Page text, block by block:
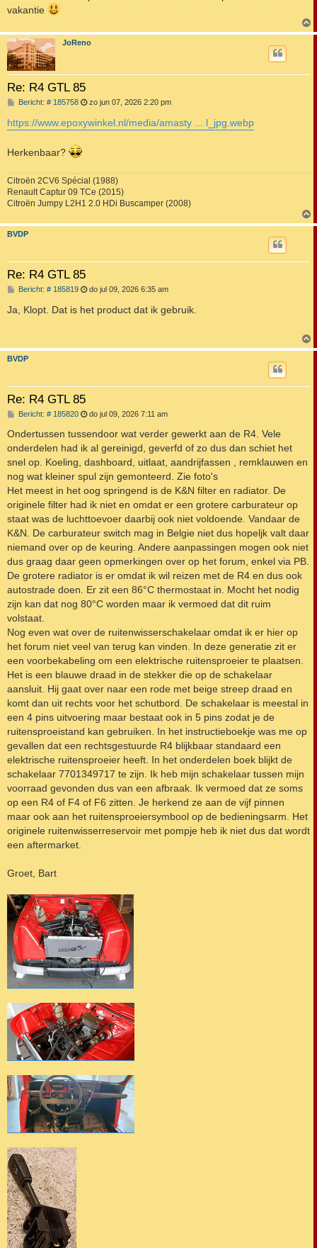
vakantie
JoReno
Re: R4 GTL 85
Bericht: # 185758B
r
i
h
t
zo jun 07, 2026 2:20 pm
https://www.epoxywinkel.nl/media/amasty ... l_jpg.webp
Herkenbaar?
Citroën 2CV6 Spécial (1988)
Renault Captur 09 TCe (2015)
Citroën Jumpy L2H1 2.0 HDi Buscamper (2008)
BVDP
Re: R4 GTL 85
Bericht: # 185819B do jul 09, 2026 6:35 am
Ja, Klopt. Dat is het product dat ik gebruik.
BVDP
Re: R4 GTL 85
Bericht: # 185820B
r
c
h
t
do jul 09, 2026 7:11 am
Ondertussen tussendoor wat verder gewerkt aan de R4. Vele
onderdelen had ik al gereinigd, geverfd of zo dus dan schiet het
snel op. Koeling, dashboard, uitlaat, aandrijfassen , remklauwen en
nog wat kleiner spul zijn gemonteerd. Zie foto's
Het meest in het oog springend is de K&N filter en radiator. De
originele filter had ik niet en omdat er een grotere carburateur op
staat was de luchttoevoer daarbij ook niet voldoende. Vandaar de
K&N. De carburateur switch mag in Belgie niet dus hopeljk valt daar
niemand over op de keuring. Andere aanpassingen mogen ook niet
dus graag daar geen opmerkingen over op het forum, enkel via PB.
De grotere radiator is er omdat ik wil reizen met de R4 en dus ook
autostrade doen. Er zit een 86°C thermostaat in. Mocht het nodig
zijn kan dat nog 80°C worden maar ik vermoed dat dit ruim
volstaat.
Nog even wat over de ruitenwisserschakelaar omdat ik er hier op
het forum niet veel van terug kan vinden. In deze generatie zit er
een voorbekabeling om een elektrische ruitensproeier te plaatsen.
Het is een blauwe draad in de stekker die op de schakelaar
aansluit. Hij gaat over naar een rode met beige streep draad en
komt dan uit rechts voor het schutbord. De schakelaar is meestal in
een 4 pins uitvoering maar bestaat ook in 5 pins zodat je de
ruitensproeistand kan gebruiken. In het instructieboekje was me op
gevallen dat een rechtsgestuurde R4 blijkbaar standaard een
elektrische ruitensproeier heeft. In het onderdelen boek blijkt de
schakelaar 7701349717 te zijn. Ik heb mijn schakelaar tussen mijn
voorraad gevonden dus van een afbraak. Ik vermoed dat ze soms
op een R4 of F4 of F6 zitten. Je herkend ze aan de vijf pinnen
maar ook aan het ruitensproeiersymbool op de bedieningsarm. Het
originele ruitenwisserreservoir met pompje heb ik niet dus dat wordt
een aftermarket.
Groet, Bart